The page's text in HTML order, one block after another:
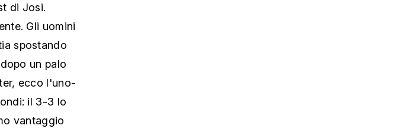
di Josi.
Gli uomini
spostando
un palo
ecco l'uno-
il 3-3 lo
vantaggio